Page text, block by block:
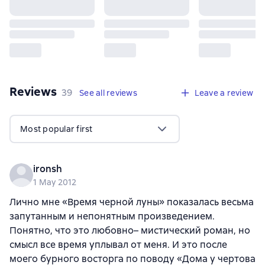
Reviews 39 reviews
39 See all reviews Leave a review
Most popular first
ironsh
1 May 2012
Лично мне «Время черной луны» показалась весьма
запутанным и непонятным произведением.
Понятно, что это любовно– мистический роман, но
смысл все время уплывал от меня. И это после
моего бурного восторга по поводу «Дома у чертова